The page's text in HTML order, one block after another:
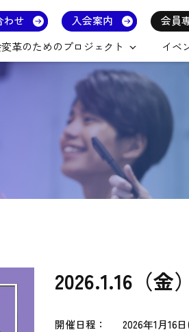
わせ 入会案内 会員
革のためのプロジェクト イベ
2026.1.16（
開催日程： 2026年1月16